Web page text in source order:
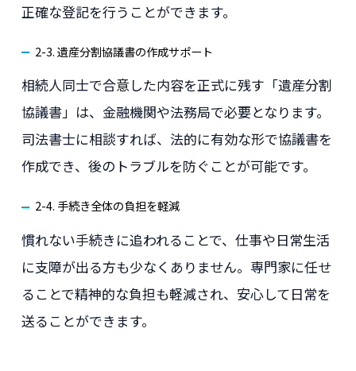
正確な登記を行うことができます。
2-3. 遺産分割協議書の作成サポート
相続人同士で合意した内容を正式に残す「遺産分割
協議書」は、金融機関や法務局で必要となります。
司法書士に相談すれば、法的に有効な形で協議書を
作成でき、後のトラブルを防ぐことが可能です。
2-4. 手続き全体の負担を軽減
慣れない手続きに追われることで、仕事や日常生活
に支障が出る方も少なくありません。専門家に任せ
ることで精神的な負担も軽減され、安心して日常を
送ることができます。